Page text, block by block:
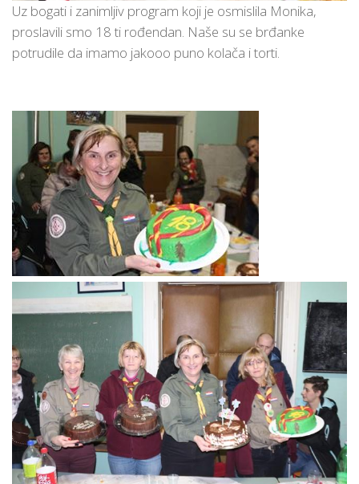
Uz bogati i zanimljiv program koji je osmislila Monika,
proslavili smo 18 ti rođendan. Naše su se brđanke
potrudile da imamo jakooo puno kolača i torti.